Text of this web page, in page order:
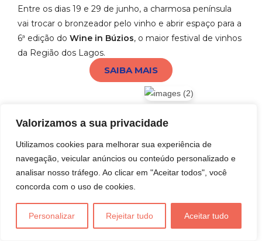
Valorizamos a sua privacidade
Utilizamos cookies para melhorar sua experiência de
navegação, veicular anúncios ou conteúdo personalizado e
analisar nosso tráfego. Ao clicar em "Aceitar todos", você
concorda com o uso de cookies.
Personalizar Rejeitar tudo Aceitar tudo
Entre os dias 19 e 29 de junho, a charmosa península
vai trocar o bronzeador pelo vinho e abrir espaço para a
6ª edição do Wine in Búzios, o maior festival de vinhos
da Região dos Lagos.
SAIBA MAIS
Wine in Búzios celebra sexta
edição com eventos ao ar
livre e vinhos premiados
16/04/2025
A cidade deBúziosserá novamente palco de um dos
maiores eventos de
enoturismo do Brasil: oWine in